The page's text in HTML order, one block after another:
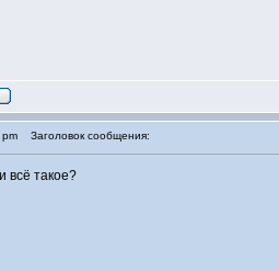
Заголовок сообщения:
всё такое?